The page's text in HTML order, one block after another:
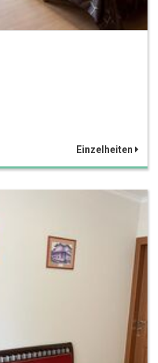
Einzelheiten